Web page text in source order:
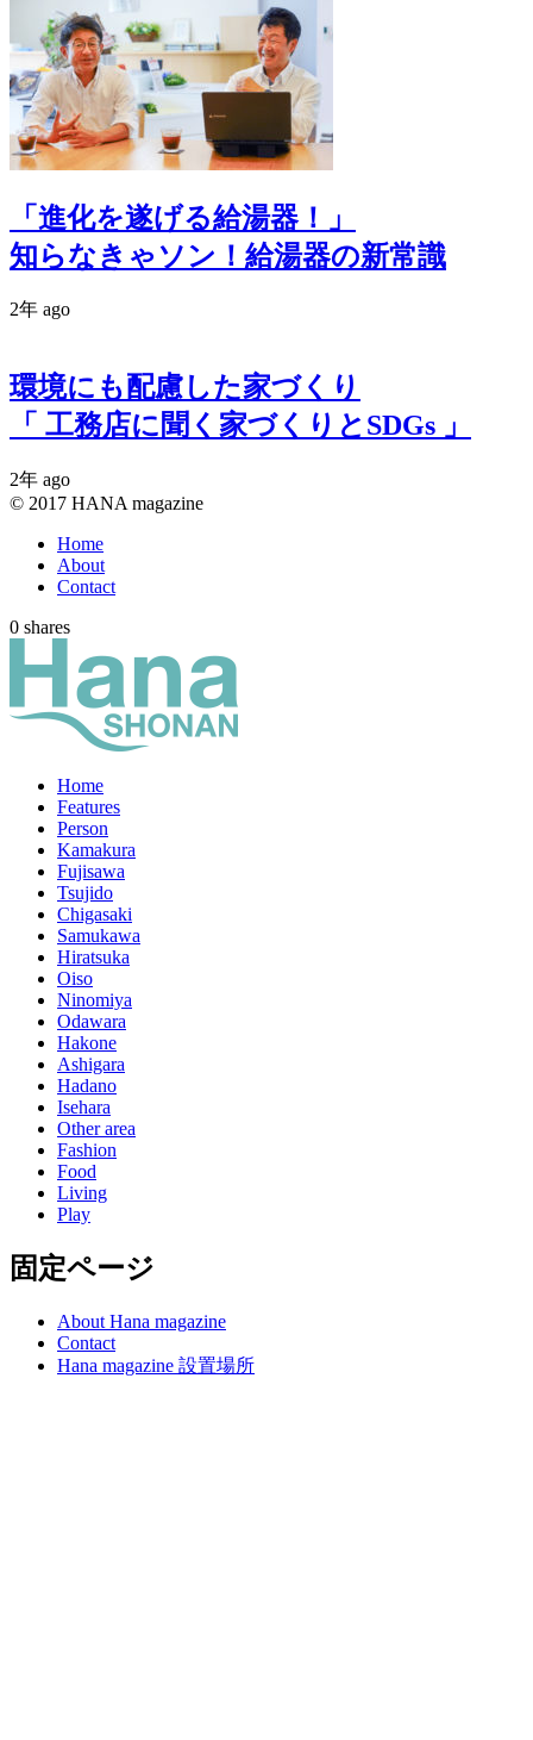
「進化を遂げる給湯器！」
知らなきゃソン！給湯器の新常識
2年 ago
環境にも配慮した家づくり
「 工務店に聞く家づくりとSDGs 」
2年 ago
© 2017 HANA magazine
Home
About
Contact
0 shares
Home
Features
Person
Kamakura
Fujisawa
Tsujido
Chigasaki
Samukawa
Hiratsuka
Oiso
Ninomiya
Odawara
Hakone
Ashigara
Hadano
Isehara
Other area
Fashion
Food
Living
Play
固定ページ
About Hana magazine
Contact
Hana magazine 設置場所